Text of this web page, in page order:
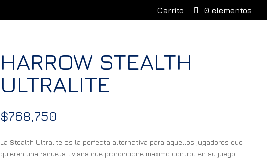
Carrito 0 elementos
HARROW STEALTH
ULTRALITE
$768,750
La Stealth Ultralite es la perfecta alternativa para aquellos jugadores que
quieren una raqueta liviana que proporcione maximo control en su juego.